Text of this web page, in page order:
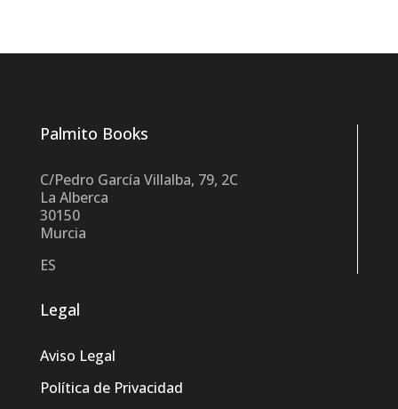
Palmito Books
C/Pedro García Villalba, 79, 2C
La Alberca
30150
Murcia
ES
Legal
Aviso Legal
Política de Privacidad